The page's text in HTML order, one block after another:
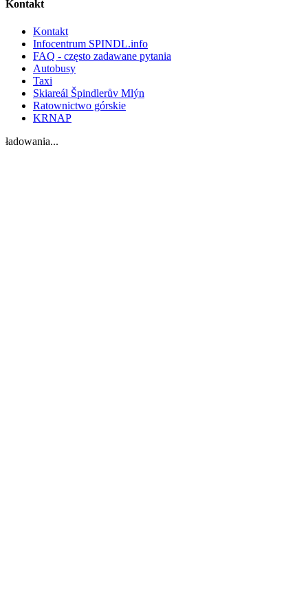
Kontakt
Kontakt
Infocentrum SPINDL.info
FAQ - często zadawane pytania
Autobusy
Taxi
Skiareál Špindlerův Mlýn
Ratownictwo górskie
KRNAP
ładowania...